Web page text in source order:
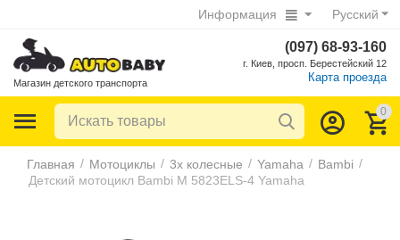
Русский
Информация
Магазин детского транспорта
(097) 68-93-160
г. Киев, просп. Берестейский 12
Карта проезда
0
Главная / Мотоциклы / 3х колесные / Yamaha / Bambi /
Детский мотоцикл Bambi M 5823ELS-4 Yamaha